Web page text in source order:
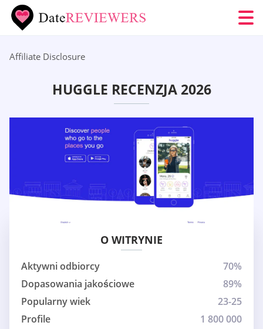
Affiliate Disclosure
HUGGLE RECENZJA 2026
O WITRYNIE
Aktywni odbiorcy
70%
Dopasowania jakościowe
89%
Popularny wiek
23-25
Profile
1 800 000